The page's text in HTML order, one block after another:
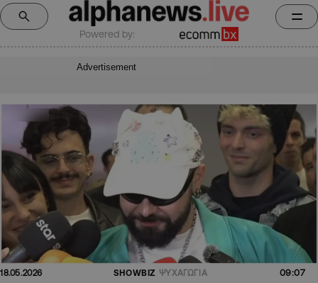
Powered by:
Advertisement
18.05.2026 SHOWBIZ ΨΥΧΑΓΩΓΙΑ 09:07